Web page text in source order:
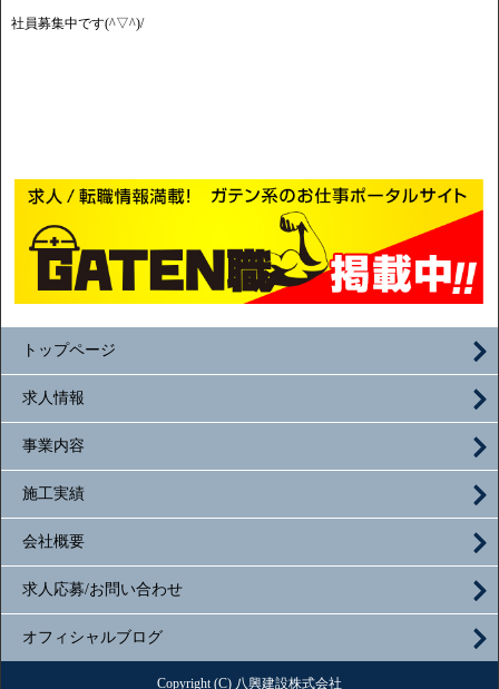
社員募集中です(^▽^)/
トップページ
求人情報
事業内容
施工実績
会社概要
求人応募/お問い合わせ
オフィシャルブログ
Copyright (C) 八興建設株式会社